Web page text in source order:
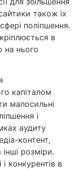
також їх
поліпшення.
в
на нього
капіталом
малосильні
і
аудиту
контент,
інші розміри.
конкурентів в